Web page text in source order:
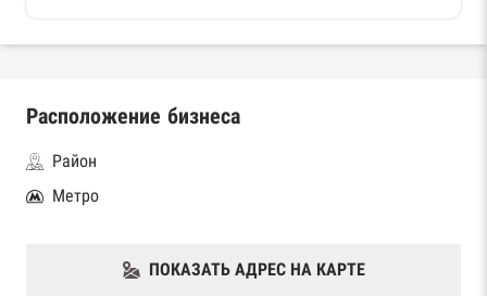
Расположение бизнеса
Район
Метро
ПОКАЗАТЬ АДРЕС НА КАРТЕ